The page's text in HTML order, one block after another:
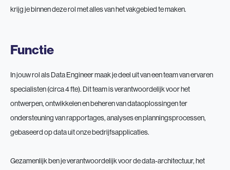
krijg je binnen deze rol met alles van het vakgebied te maken.
Functie
In jouw rol als Data Engineer maak je deel uit van een team van ervaren
specialisten (circa 4 fte). Dit team is verantwoordelijk voor het
ontwerpen, ontwikkelen en beheren van dataoplossingen ter
ondersteuning van rapportages, analyses en planningsprocessen,
gebaseerd op data uit onze bedrijfsapplicaties.
Gezamenlijk ben je verantwoordelijk voor de data-architectuur, het